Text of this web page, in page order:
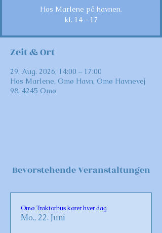
Hos Marlene på havnen.
kl. 14 - 17
Zeit & Ort
29. Aug. 2026, 14:00 – 17:00
Hos Marlene, Omø Havn, Omø Havnevej
98, 4245 Omø
Bevorstehende Veranstaltungen
Omø Traktorbus kører hver dag
Mo., 22. Juni